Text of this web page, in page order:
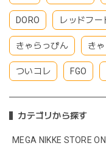
DORO レッドフー
きゃらっぴん き
ついコレ FGO
カテゴリから探す
MEGA NIKKE STORE